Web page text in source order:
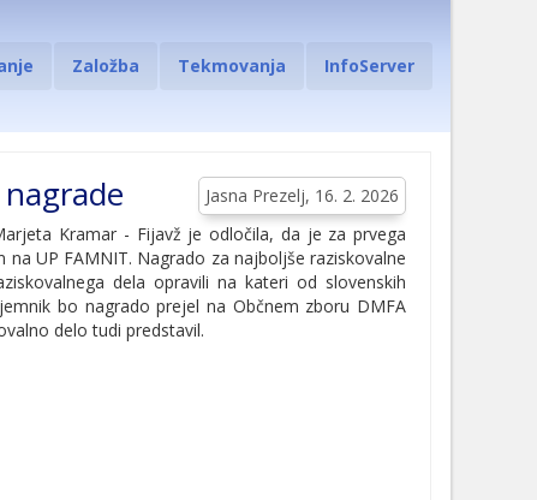
Založba Tekmovanja InfoServer
Jasna Prezelj, 16. 2. 2026
Kramar - Fijavž je odločila, da je za prvega
UP FAMNIT. Nagrado za najboljše raziskovalne
dela opravili na kateri od slovenskih
bo nagrado prejel na Občnem zboru DMFA
delo tudi predstavil.